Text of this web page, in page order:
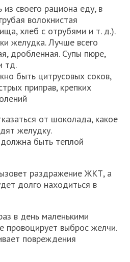
своего рациона еду, в
волокнистая
хлеб с отрубями и т. д.).
желудка. Лучше всего
дробленная. Супы пюре,
тд.
быть цитрусовых соков,
приправ, крепких
от шоколада, какое
желудку.
быть теплой
раздражение ЖКТ, а
долго находиться в
в день маленькими
провоцирует выброс желчи.
повреждения